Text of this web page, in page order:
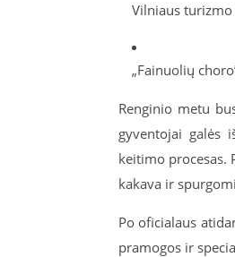
Vilniaus turizmo
„Fainuolių
Renginio metu
gyventojai galės
keitimo procesas.
kakava ir
Po oficialaus
pramogos ir